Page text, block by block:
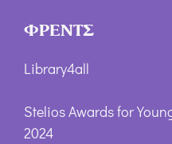
ΦΡΕΝΤΣ
Library4all
Stelios Awards for
2024